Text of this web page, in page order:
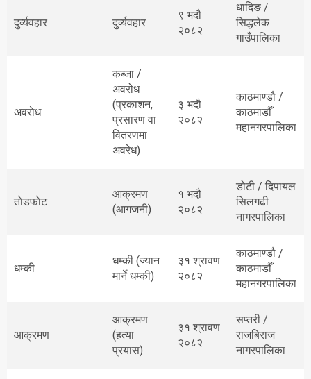
दुर्व्यवहार दुर्व्यवहार
९ भदौ
२०८२
धादिङ /
सिद्धलेक
गाउँपालिका
अवराेध
कब्जा /
अवरोध
(प्रकाशन,
प्रसारण वा
वितरणमा
अवरेध)
३ भदौ
२०८२
काठमाण्डौ /
काठमाडौँ
महानगरपालिका
ताेडफाेट
आक्रमण
(आगजनी)
१ भदौ
२०८२
डोटी / दिपायल
सिलगढी
नागरपालिका
धम्की
धम्की (ज्यान
मार्ने धम्की)
३१ श्रावण
२०८२
काठमाण्डौ /
काठमाडौँ
महानगरपालिका
आक्रमण
आक्रमण
(हत्या
प्रयास)
३१ श्रावण
२०८२
सप्तरी /
राजबिराज
नागरपालिका